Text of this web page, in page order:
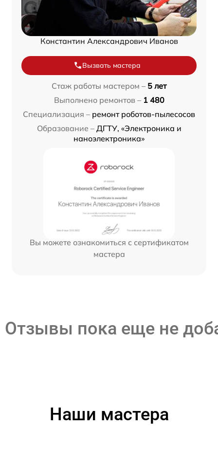
Константин Александрович Иванов
Вызвать мастера
Стаж работы мастером – 5 лет
Выполнено ремонтов – 1 480
Специализация – ремонт роботов-пылесосов
Образование – ДГТУ, «Электроника и
наноэлектроника»
Вы можете ознакомиться с сертификатом
мастера
Отзывы пока еще не
Наши мастера